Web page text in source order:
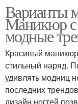
Варианты
Маникюр с
модные
Красивый
стильный наряд.
удивлять модниц
последних